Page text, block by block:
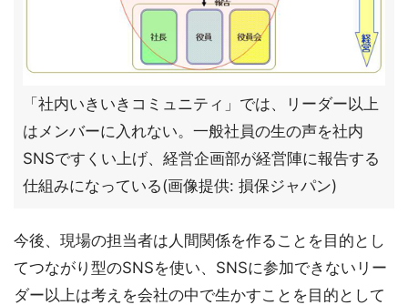
「社内いきいきコミュニティ」では、リーダー以上
はメンバーに入れない。一般社員の生の声を社内
SNSですくい上げ、経営企画部が経営陣に報告する
仕組みになっている(画像提供: 損保ジャパン)
今後、現場の担当者は人間関係を作ることを目的とし
てつながり型のSNSを使い、SNSに参加できないリー
ダー以上は考えを会社の中で生かすことを目的として